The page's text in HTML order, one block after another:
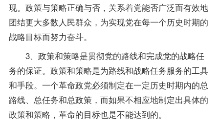
现。政策与策略正确与否，关系着党能否广泛而有效地
团结更大多数人民群众，为实现党在每一个历史时期的
战略目标而努力奋斗。
3、政策和策略是贯彻党的路线和完成党的战略任
务的保证。政策和策略是为路线和战略任务服务的工具
和手段。一个革命政党必须制定在一定历史时期内的总
路线、总任务和总政策，而如果不相应地制定出具体的
政策和策略，革命的目标也是不能达到的。